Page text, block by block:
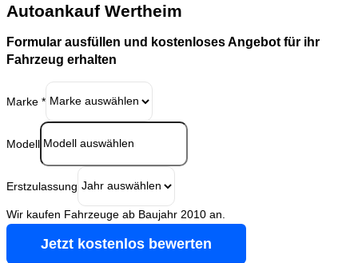
Autoankauf Wertheim
Formular ausfüllen und kostenloses Angebot für ihr
Fahrzeug erhalten
Marke *
Modell
Erstzulassung
Wir kaufen Fahrzeuge ab Baujahr 2010 an.
Jetzt kostenlos bewerten